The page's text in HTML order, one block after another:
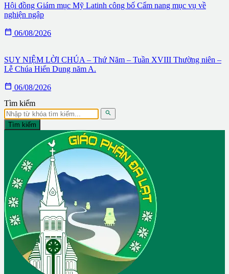
Hội đồng Giám mục Mỹ Latinh công bố Cẩm nang mục vụ về
nghiện ngập
 06/08/2026
SUY NIỆM LỜI CHÚA – Thứ Năm – Tuần XVIII Thường niên –
Lễ Chúa Hiển Dung năm A.
 06/08/2026
Tìm kiếm

Tìm kiếm